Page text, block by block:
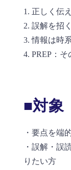
1. 正しく伝
2. 誤解を招
3. 情報は時
4. PREP：
■対象
・要点を端
・誤解・誤
りたい方